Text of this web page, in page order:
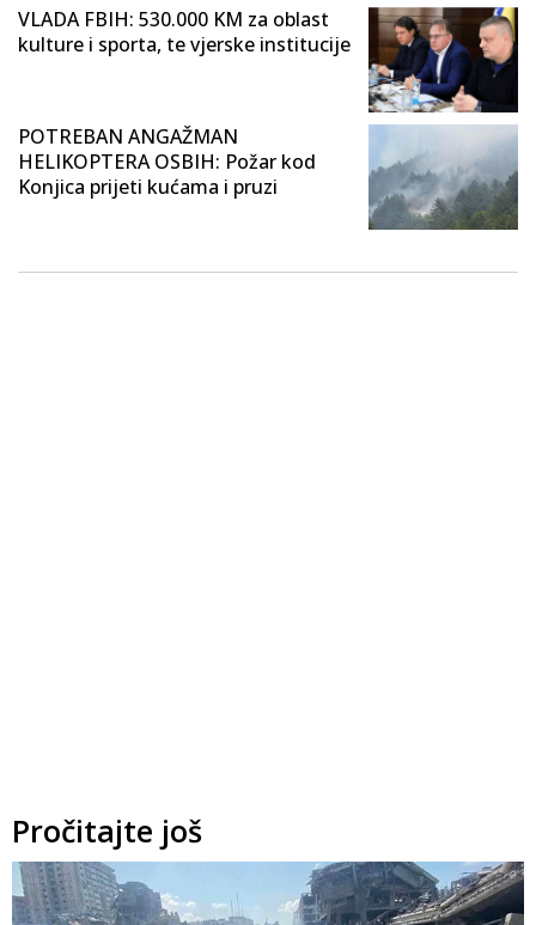
VLADA FBIH: 530.000 KM za oblast
kulture i sporta, te vjerske institucije
POTREBAN ANGAŽMAN
HELIKOPTERA OSBIH: Požar kod
Konjica prijeti kućama i pruzi
Pročitajte još